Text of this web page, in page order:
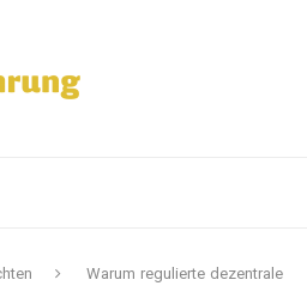
Warum regulierte dezentrale